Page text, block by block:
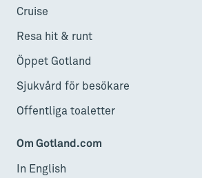
Cruise
Resa hit & runt
Öppet Gotland
Sjukvård för besökare
Offentliga toaletter
Om Gotland.com
In English